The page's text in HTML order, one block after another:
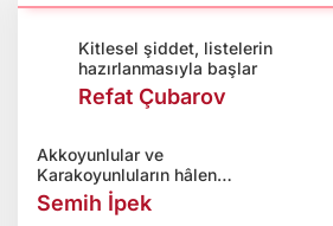
Kitlesel şiddet,
hazırlanmasıyla
Refat Çubarov
Akkoyunlular ve